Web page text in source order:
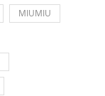
MIUMIU